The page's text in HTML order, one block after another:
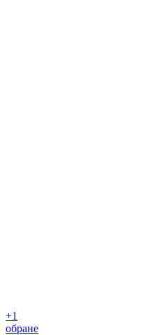
+1
обране